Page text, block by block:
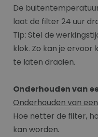
De
laat de filter 24 uur
Tip: Stel de
klok. Zo kan je ervoor
te laten draaien.
Onderhouden van
Onderhouden van
Hoe netter de filter,
kan worden.